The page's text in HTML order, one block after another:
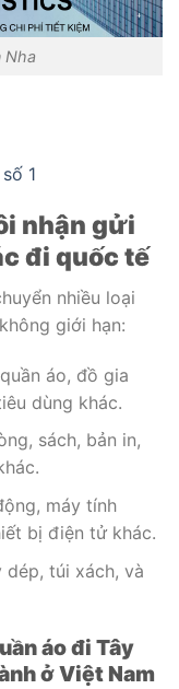
Nha
1
nhận gửi
đi quốc tế
nhiều loại
giới hạn:
áo, đồ gia
dùng khác.
sách, bản in,
máy tính
bị điện tử khác.
dép, túi xách, và
áo đi Tây
ở Việt Nam